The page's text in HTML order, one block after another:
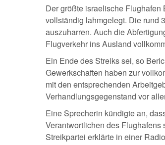
Der größte israelische Flughafen
vollständig lahmgelegt. Die rund
auszuharren. Auch die
Flugverkehr ins Ausland
Ein Ende des Streiks sei, so
Gewerkschaften haben zur
mit den entsprechenden
Verhandlungsgegenstand vor
Eine Sprecherin kündigte an,
Verantwortlichen des
Streikpartei erklärte in einer